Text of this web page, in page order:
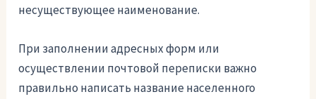
несуществующее наименование.
При заполнении адресных форм или
осуществлении почтовой переписки важно
правильно написать название населенного